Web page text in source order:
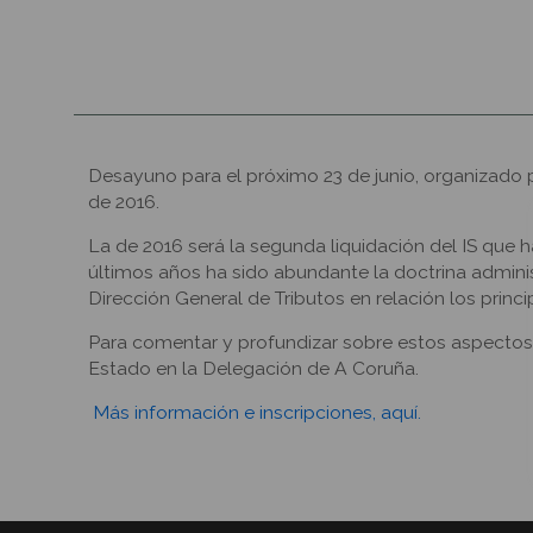
Desayuno para el próximo 23 de junio,
de 2016.
La de 2016 será la segunda liquidación del IS
últimos años ha sido abundante la doctrina
Dirección General de Tributos en relación los
Para comentar y profundizar sobre estos
Estado en la Delegación de A Coruña.
Más información e inscripciones, aquí.